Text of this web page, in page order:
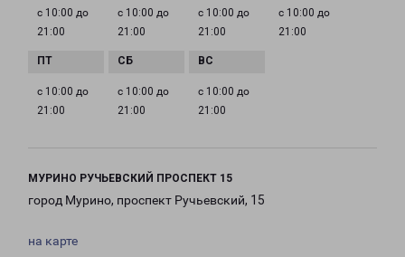
с 10:00 до
21:00
с 10:00 до
21:00
с 10:00 до
21:00
с 10:00 до
21:00
с 10:00 до
21:00
с 10:00 до
21:00
с 10:00 до
21:00
МУРИНО РУЧЬЕВСКИЙ ПРОСПЕКТ 15
город Мурино, проспект Ручьевский, 15
на карте